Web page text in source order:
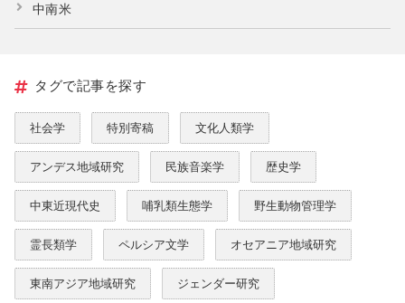
中南米
タグで記事を探す
社会学 特別寄稿 文化人類学
アンデス地域研究 民族音楽学 歴史学
中東近現代史 哺乳類生態学 野生動物管理学
霊長類学 ペルシア文学 オセアニア地域研究
東南アジア地域研究 ジェンダー研究